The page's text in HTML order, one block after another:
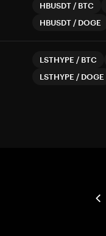
HBUSDT / BTC
HBUSDT / DOGE
LSTHYPE / BTC
LSTHYPE / DOGE